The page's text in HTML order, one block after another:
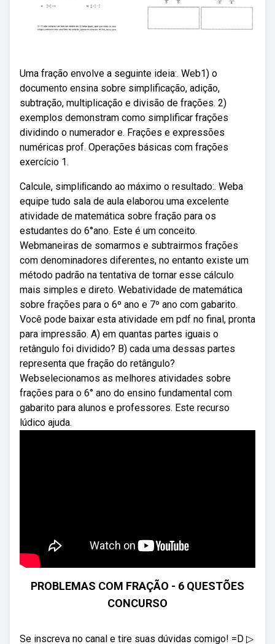
Uma fração envolve a seguinte ideia:. Web1) o
documento ensina sobre simplificação, adição,
subtração, multiplicação e divisão de frações. 2)
exemplos demonstram como simplificar frações
dividindo o numerador e. Frações e expressões
numéricas prof. Operações básicas com frações
exercício 1.
Calcule, simpliﬁcando ao máximo o resultado:. Weba
equipe tudo sala de aula elaborou uma excelente
atividade de matemática sobre fração para os
estudantes do 6°ano. Este é um conceito.
Webmaneiras de somarmos e subtrairmos frações
com denominadores diferentes, no entanto existe um
método padrão na tentativa de tornar esse cálculo
mais simples e direto. Webatividade de matemática
sobre frações para o 6º ano e 7º ano com gabarito.
Você pode baixar esta atividade em pdf no final, pronta
para impressão. A) em quantas partes iguais o
retângulo foi dividido? B) cada uma dessas partes
representa que fração do retângulo?
Webselecionamos as melhores atividades sobre
frações para o 6° ano do ensino fundamental com
gabarito para alunos e professores. Este recurso
lúdico ajuda.
PROBLEMAS COM FRAÇÃO - 6 QUESTÕES
CONCURSO
Se inscreva no canal e tire suas dúvidas comigo! =D ▷